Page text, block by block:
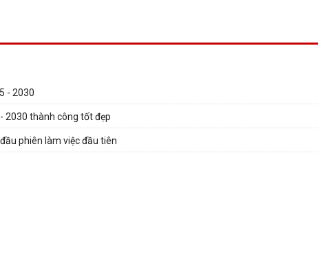
- 2030
2030 thành công tốt đẹp
phiên làm việc đầu tiên